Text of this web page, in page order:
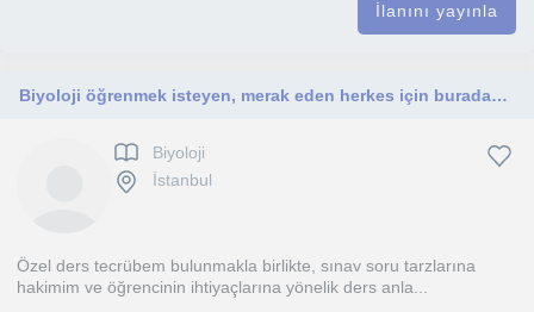
İlanını yayınla
Biyoloji öğrenmek isteyen, merak eden herkes için buradayım !
Biyoloji
İstanbul
Özel ders tecrübem bulunmakla birlikte, sınav soru tarzlarına
hakimim ve öğrencinin ihtiyaçlarına yönelik ders anla...